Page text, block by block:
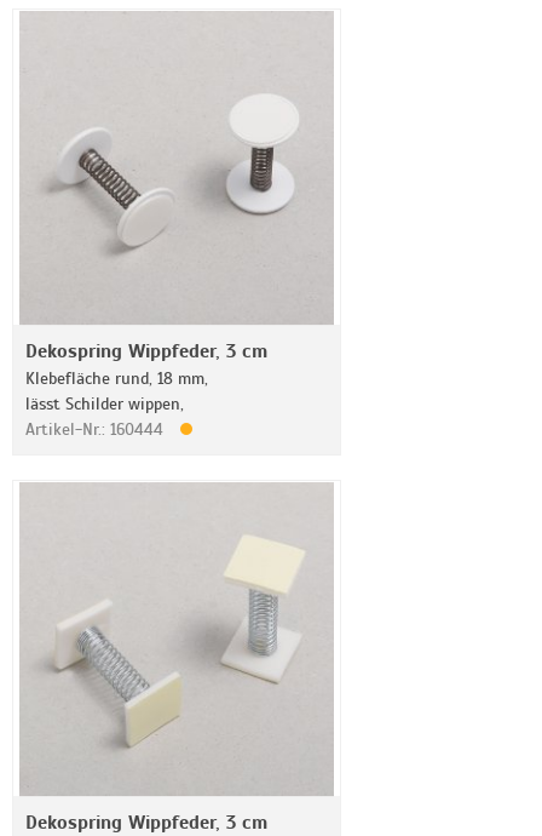
Dekospring Wippfeder, 3 cm
Klebefläche rund, 18 mm,
lässt Schilder wippen,
Artikel-Nr.: 160444
Dekospring Wippfeder, 3 cm